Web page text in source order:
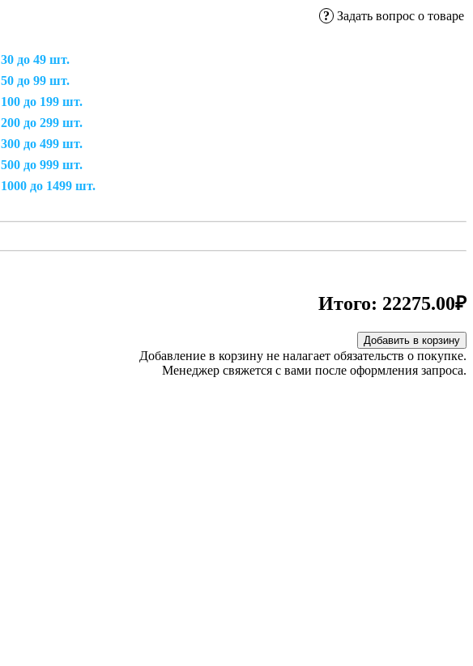
? Задать вопрос о товаре
до 49 шт.
до 99 шт.
до 199 шт.
до 299 шт.
до 499 шт.
до 999 шт.
до 1499 шт.
Итого: 22275.00₽
Добавить в корзину
Добавление в корзину не налагает обязательств о покупке.
Менеджер свяжется с вами после оформления запроса.